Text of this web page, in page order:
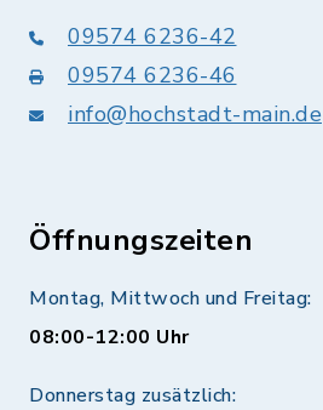
09574 6236-42
09574 6236-46
info@hochstadt-main.de
Öffnungszeiten
Montag, Mittwoch und Freitag:
08:00-12:00 Uhr
Donnerstag zusätzlich: